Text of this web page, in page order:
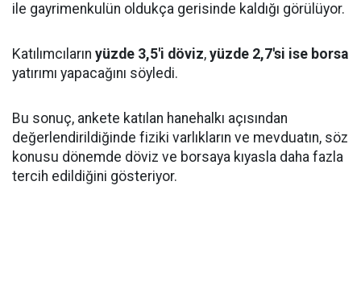
ile gayrimenkulün oldukça gerisinde kaldığı görülüyor.
Katılımcıların yüzde 3,5'i döviz, yüzde 2,7'si ise borsa
yatırımı yapacağını söyledi.
Bu sonuç, ankete katılan hanehalkı açısından
değerlendirildiğinde fiziki varlıkların ve mevduatın, söz
konusu dönemde döviz ve borsaya kıyasla daha fazla
tercih edildiğini gösteriyor.